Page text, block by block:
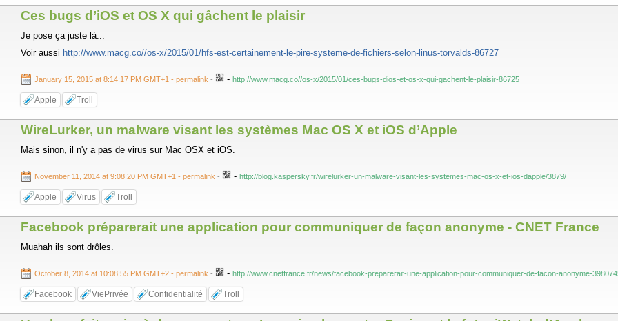
Ces bugs d’iOS et OS X qui gâchent le plaisir
Je pose ça juste là...
Voir aussi http://www.macg.co//os-x/2015/01/hfs-est-certainement-le-pire-systeme-de-fichiers-selon-linus-torvalds-86727
January 15, 2015 at 8:14:17 PM GMT+1 - permalink - - http://www.macg.co//os-x/2015/01/ces-bugs-dios-et-os-x-qui-gachent-le-plaisir-86725
Apple Troll
WireLurker, un malware visant les systèmes Mac OS X et iOS d’Apple
Mais sinon, il n'y a pas de virus sur Mac OSX et iOS.
November 11, 2014 at 9:08:20 PM GMT+1 - permalink - - http://blog.kaspersky.fr/wirelurker-un-malware-visant-les-systemes-mac-os-x-et-ios-dapple/3879/
Apple Virus Troll
Facebook préparerait une application pour communiquer de façon anonyme - CNET France
Muahah ils sont drôles.
October 8, 2014 at 10:08:55 PM GMT+2 - permalink - - http://www.cnetfrance.fr/news/facebook-preparerait-une-application-pour-communiquer-de-facon-anonyme-
Facebook ViePrivée Confidentialité Troll